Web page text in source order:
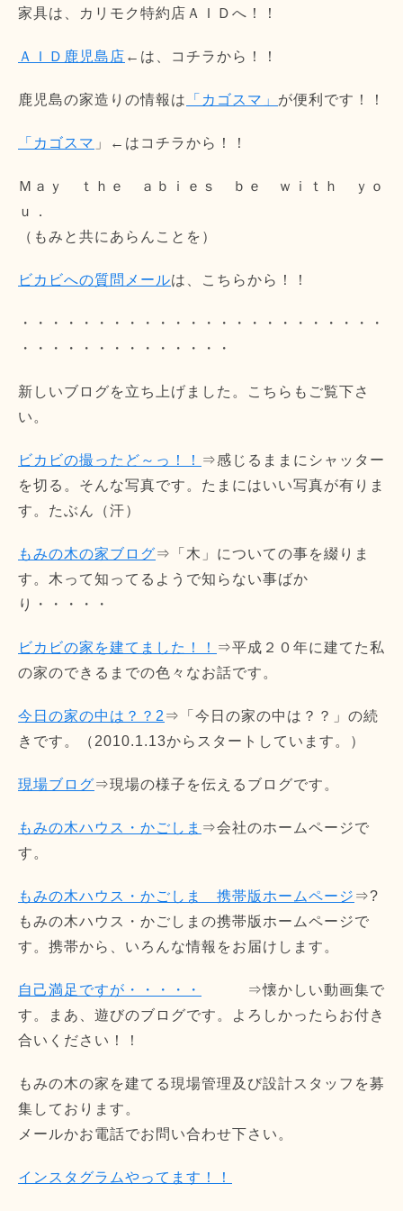
家具は、カリモク特約店ＡＩＤへ！！
ＡＩＤ鹿児島店 ←は、コチラから！！
鹿児島の家造りの情報は 「カゴスマ」 が便利です！！
「カゴスマ 」←はコチラから！！
Ｍａｙ ｔｈｅ ａｂｉｅｓ ｂｅ ｗｉｔｈ ｙｏ
ｕ．
（もみと共にあらんことを）
ビカビへの質問メールは、こちらから！！
・・・・・・・・・・・・・・・・・・・・・・・・
・・・・・・・・・・・・・・
新しいブログを立ち上げました。こちらもご覧下さ
い。
ビカビの撮ったど～っ！！ ⇒感じるままにシャッター
を切る。そんな写真です。たまにはいい写真が有りま
す。たぶん（汗）
もみの木の家ブログ⇒「木」についての事を綴りま
す。木って知ってるようで知らない事ばか
り・・・・・
ビカビの家を建てました！！ ⇒平成２０年に建てた私
の家のできるまでの色々なお話です。
今日の家の中は？？2 ⇒「今日の家の中は？？」の続
きです。（2010.1.13からスタートしています。）
現場ブログ⇒現場の様子を伝えるブログです。
もみの木ハウス・かごしま ⇒会社のホームページで
す。
もみの木ハウス・かごしま 携帯版ホームページ ⇒?
もみの木ハウス・かごしまの携帯版ホームページで
す。携帯から、いろんな情報をお届けします。
自己満足ですが・・・・・
⇒懐かしい動画集で
す。まあ、遊びのブログです。よろしかったらお付き
合いください！！
もみの木の家を建てる現場管理及び設計スタッフを募
集しております。
メールかお電話でお問い合わせ下さい。
インスタグラムやってます！！